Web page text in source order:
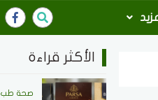
الأكثر قراءة
صحة طب